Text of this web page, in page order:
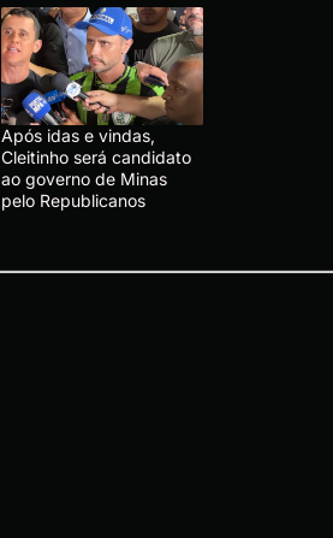
Após idas e vindas,
Cleitinho será candidato
ao governo de Minas
pelo Republicanos